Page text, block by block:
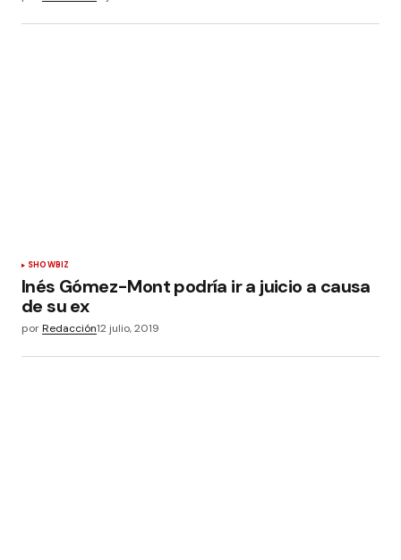
SHOWBIZ
Inés Gómez-Mont podría ir a juicio a causa
de su ex
porRedacción12 julio, 2019